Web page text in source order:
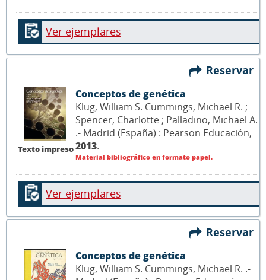
Ver ejemplares
Reservar
Texto impreso
Conceptos de genética
Klug, William S. Cummings, Michael R. ;
Spencer, Charlotte ; Palladino, Michael A.
.- Madrid (España) : Pearson Educación,
2013.
Material bibliográfico en formato papel.
Ver ejemplares
Reservar
Conceptos de genética
Klug, William S. Cummings, Michael R. .-